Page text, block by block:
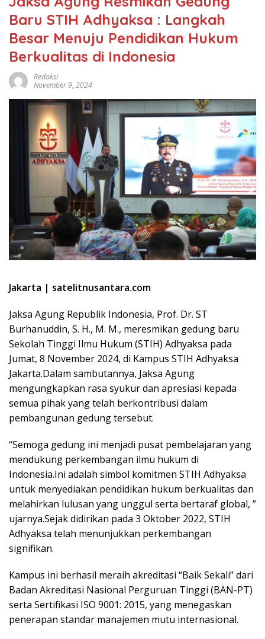
Baru STIH Adhyaksa : Langkah
Besar Menuju Pendidikan Hukum
Berkualitas di Indonesia
Redaksi
November 9, 2024
Jakarta | satelitnusantara.com
Jaksa Agung Republik Indonesia, Prof. Dr. ST
Burhanuddin, S. H., M. M., meresmikan gedung baru
Sekolah Tinggi Ilmu Hukum (STIH) Adhyaksa pada
Jumat, 8 November 2024, di Kampus STIH Adhyaksa
Jakarta.Dalam sambutannya, Jaksa Agung
mengungkapkan rasa syukur dan apresiasi kepada
semua pihak yang telah berkontribusi dalam
pembangunan gedung tersebut.
“Semoga gedung ini menjadi pusat pembelajaran yang
mendukung perkembangan ilmu hukum di
Indonesia.Ini adalah simbol komitmen STIH Adhyaksa
untuk menyediakan pendidikan hukum berkualitas dan
melahirkan lulusan yang unggul serta bertaraf global, ”
ujarnya.Sejak didirikan pada 3 Oktober 2022, STIH
Adhyaksa telah menunjukkan perkembangan
signifikan.
Kampus ini berhasil meraih akreditasi “Baik Sekali” dari
Badan Akreditasi Nasional Perguruan Tinggi (BAN-PT)
serta Sertifikasi ISO 9001: 2015, yang menegaskan
penerapan standar manajemen mutu internasional.